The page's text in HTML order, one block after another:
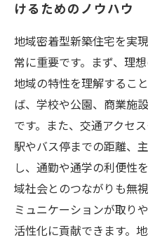
けるためのノウハウ
地域密着型新築住宅を実
常に重要です。まず、理
地域の特性を理解するこ
ば、学校や公園、商業施
です。また、交通アクセ
駅やバス停までの距離、
し、通勤や通学の利便性
域社会とのつながりも無
ミュニケーションが取り
活性化に貢献できます。